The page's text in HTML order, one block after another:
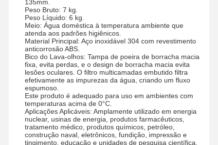
135mm.
Peso Bruto: 7 kg.
Peso Líquido: 6 kg.
Meio: Água doméstica à temperatura ambiente que
atenda aos padrões higiênicos.
Material Principal: Aço inoxidável 304 com revestimento
anticorrosão ABS.
Bico do Lava-olhos: Tampa de poeira de borracha macia
fixa, evita perdas, e o design de borracha macia evita
lesões oculares. O filtro multicamadas embutido filtra
efetivamente as impurezas da água, criando um fluxo
espumoso.
Este produto é adequado para uso em ambientes com
temperaturas acima de 0°C.
Aplicações Aplicáveis: Amplamente utilizado em energia
nuclear, usinas de energia, produtos farmacêuticos,
tratamento médico, produtos químicos, petróleo,
construção naval, eletrônicos, fundição, impressão e
tingimento, educação e unidades de pesquisa científica,